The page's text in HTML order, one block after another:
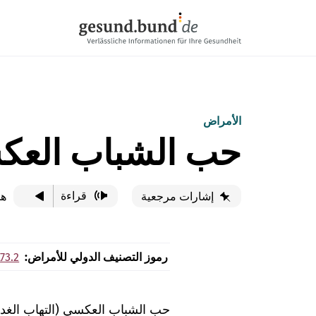
الأمراض
حب الشباب
إشارات مرجعية قراءة
رموز التصنيف الدولي للأمراض:
حب الشباب العكسي (التهاب